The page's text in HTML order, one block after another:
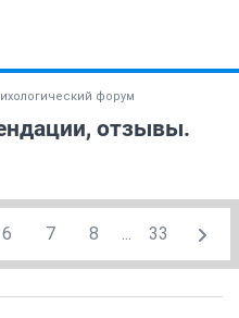
форум
отзывы.
6 7 8 ... 33